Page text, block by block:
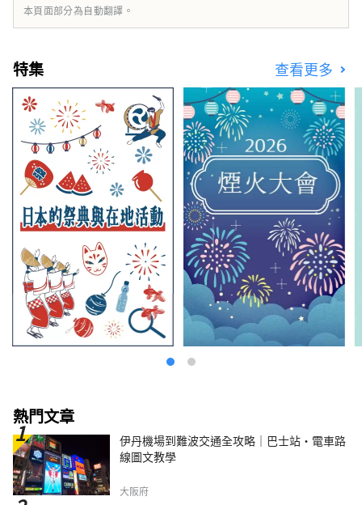
本頁面部分為自動翻譯。
特集 查看更多
熱門文章
伊丹機場到難波交通全攻略｜巴士站・電車路
線圖文教學
大阪府